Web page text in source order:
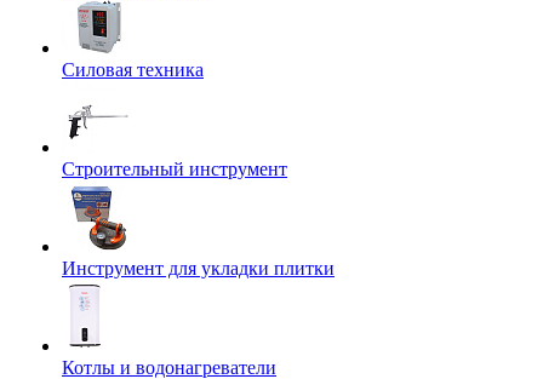
Силовая техника
Строительный инструмент
Инструмент для укладки плитки
Котлы и водонагреватели